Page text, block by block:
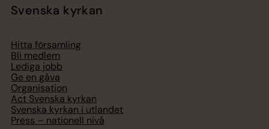
Svenska kyrkan
Hitta församling
Bli medlem
Lediga jobb
Ge en gåva
Organisation
Act Svenska kyrkan
Svenska kyrkan i utlandet
Press – nationell nivå